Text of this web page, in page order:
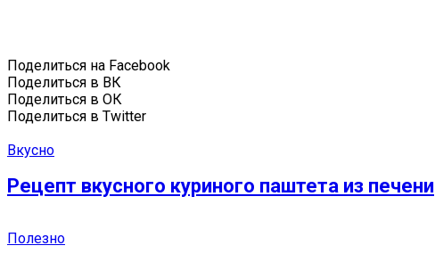
Поделиться на Facebook
Поделиться в ВК
Поделиться в ОК
Поделиться в Twitter
Вкусно
Рецепт вкусного куриного паштета из печени
Полезно